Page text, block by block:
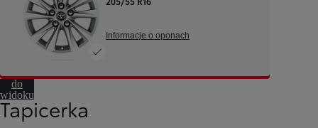
Informacje o oponach
Przejdź
do
widoku
360º
Tapicerka